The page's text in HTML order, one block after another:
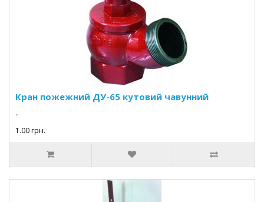
Кран пожежний ДУ-65 кутовий чавунний
..
1.00 грн.